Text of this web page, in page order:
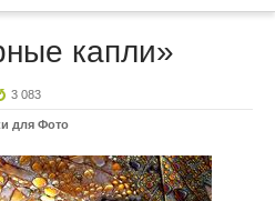
капли»
3 083
для Фото